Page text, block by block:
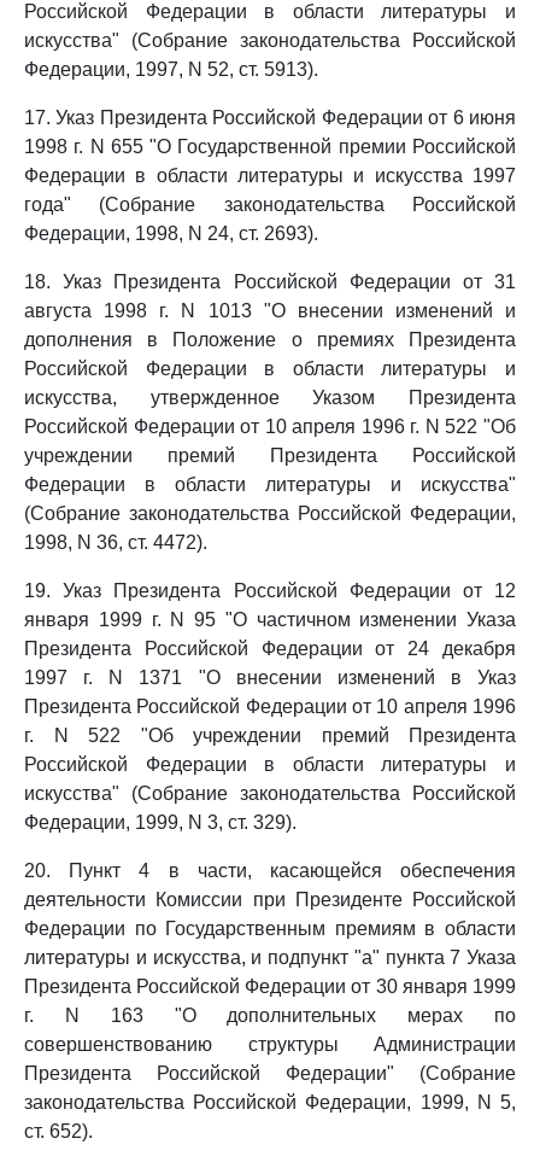
Российской Федерации в области литературы и
искусства" (Собрание законодательства Российской
Федерации, 1997, N 52, ст. 5913).
17. Указ Президента Российской Федерации от 6 июня
1998 г. N 655 "О Государственной премии Российской
Федерации в области литературы и искусства 1997
года" (Собрание законодательства Российской
Федерации, 1998, N 24, ст. 2693).
18. Указ Президента Российской Федерации от 31
августа 1998 г. N 1013 "О внесении изменений и
дополнения в Положение о премиях Президента
Российской Федерации в области литературы и
искусства, утвержденное Указом Президента
Российской Федерации от 10 апреля 1996 г. N 522 "Об
учреждении премий Президента Российской
Федерации в области литературы и искусства"
(Собрание законодательства Российской Федерации,
1998, N 36, ст. 4472).
19. Указ Президента Российской Федерации от 12
января 1999 г. N 95 "О частичном изменении Указа
Президента Российской Федерации от 24 декабря
1997 г. N 1371 "О внесении изменений в Указ
Президента Российской Федерации от 10 апреля 1996
г. N 522 "Об учреждении премий Президента
Российской Федерации в области литературы и
искусства" (Собрание законодательства Российской
Федерации, 1999, N 3, ст. 329).
20. Пункт 4 в части, касающейся обеспечения
деятельности Комиссии при Президенте Российской
Федерации по Государственным премиям в области
литературы и искусства, и подпункт "а" пункта 7 Указа
Президента Российской Федерации от 30 января 1999
г. N 163 "О дополнительных мерах по
совершенствованию структуры Администрации
Президента Российской Федерации" (Собрание
законодательства Российской Федерации, 1999, N 5,
ст. 652).